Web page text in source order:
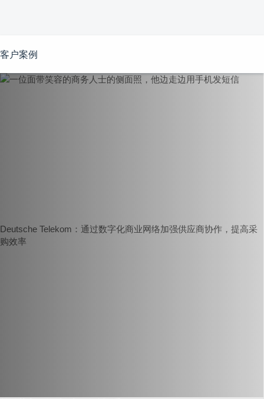
客户案例
Deutsche Telekom：通过数字化商业网络加强供应商协作，提高采
购效率